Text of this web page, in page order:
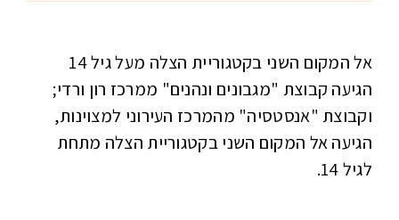
אל המקום השני בקטגוריית הצלה מעל גיל 14
הגיעה קבוצת "מגבונים ונהנים" ממרכז רון ורדי;
וקבוצת "אנסטסיה" מהמרכז העירוני למצוינות,
הגיעה אל המקום השני בקטגוריית הצלה מתחת
לגיל 14.